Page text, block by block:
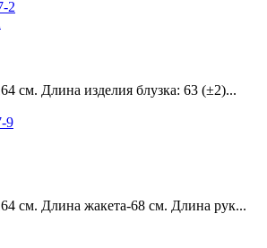
см. Длина изделия блузка: 63 (±2)...
см. Длина жакета-68 см. Длина рук...